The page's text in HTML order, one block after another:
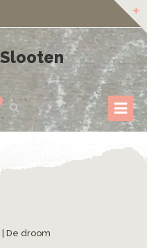
| De droom